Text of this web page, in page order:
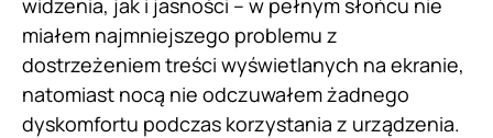
widzenia, jak i jasności – w pełnym słońcu nie
miałem najmniejszego problemu z
dostrzeżeniem treści wyświetlanych na ekranie,
natomiast nocą nie odczuwałem żadnego
dyskomfortu podczas korzystania z urządzenia.